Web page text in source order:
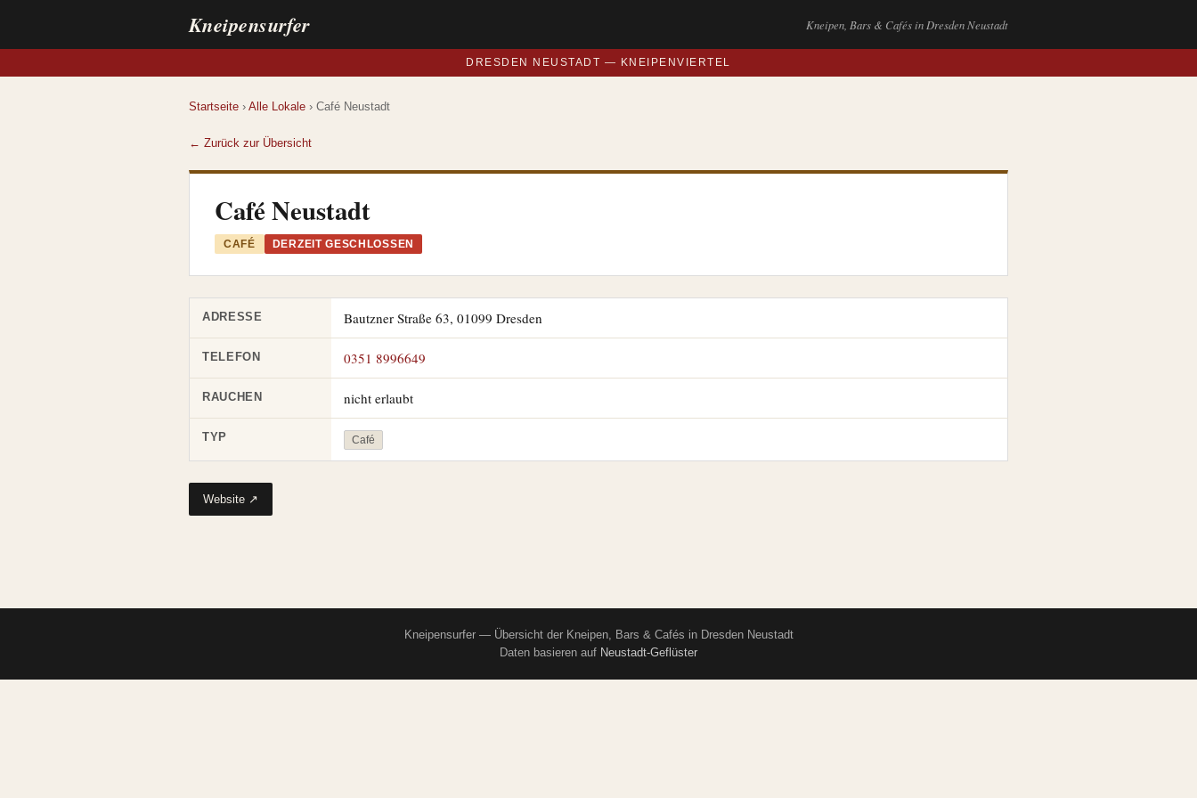
Kneipensurfer Kneipen, Bars & Cafés in Dresden Neustadt
DRESDEN NEUSTADT — KNEIPENVIERTEL
Startseite › Alle Lokale › Café Neustadt
← Zurück zur Übersicht
Café Neustadt
CAFÉ DERZEIT GESCHLOSSEN
ADRESSE Bautzner Straße 63, 01099 Dresden
TELEFON 0351 8996649
RAUCHEN nicht erlaubt
TYP Café
Website ↗
Kneipensurfer — Übersicht der Kneipen, Bars & Cafés in Dresden Neustadt
Daten basieren auf Neustadt-Geflüster